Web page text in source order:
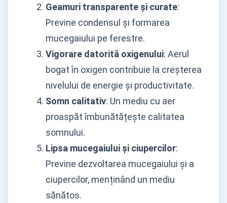
Geamuri transparente și curate:
Previne condensul și formarea
mucegaiului pe ferestre.
Vigorare datorită oxigenului: Aerul
bogat în oxigen contribuie la creșterea
nivelului de energie și productivitate.
Somn calitativ: Un mediu cu aer
proaspăt îmbunătățește calitatea
somnului.
Lipsa mucegaiului și ciupercilor:
Previne dezvoltarea mucegaiului și a
ciupercilor, menținând un mediu
sănătos.